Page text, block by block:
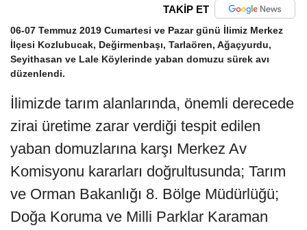
TAKİP ET
06-07 Temmuz 2019 Cumartesi ve Pazar günü İlimiz Merkez
İlçesi Kozlubucak, Değirmenbaşı, Tarlaören, Ağaçyurdu,
Seyithasan ve Lale Köylerinde yaban domuzu sürek avı
düzenlendi.
İlimizde tarım alanlarında, önemli derecede
zirai üretime zarar verdiği tespit edilen
yaban domuzlarına karşı Merkez Av
Komisyonu kararları doğrultusunda; Tarım
ve Orman Bakanlığı 8. Bölge Müdürlüğü;
Doğa Koruma ve Milli Parklar Karaman